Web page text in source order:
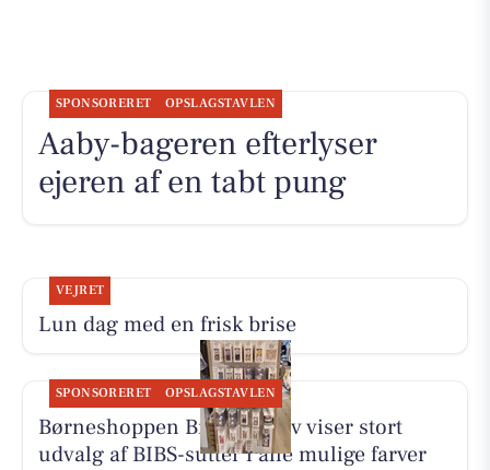
SPONSORERET OPSLAGSTAVLEN
Aaby-bageren efterlyser
ejeren af en tabt pung
VEJRET
Lun dag med en frisk brise
SPONSORERET OPSLAGSTAVLEN
Børneshoppen Brønderslev viser stort
udvalg af BIBS-sutter i alle mulige farver